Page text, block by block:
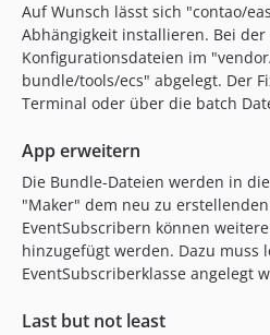
Auf Wunsch lässt sich "contao/
Abhängigkeit installieren. Bei
Konfigurationsdateien im
bundle/tools/ecs" abgelegt. Der
Terminal oder über die batch
App erweitern
Die Bundle-Dateien werden in
"Maker" dem neu zu
EventSubscribern können
hinzugefügt werden. Dazu muss
EventSubscriberklasse angelegt
Last but not least